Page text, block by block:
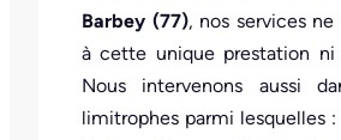
Barbey (77), nos services ne
à cette unique prestation
Nous intervenons aussi
limitrophes parmi lesquelles